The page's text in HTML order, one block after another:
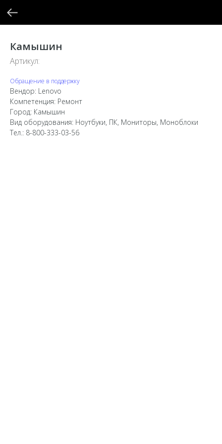
Камышин
Артикул:
Обращение в поддержку
Вендор: Lenovo
Компетенция: Ремонт
Город: Камышин
Вид оборудования: Ноутбуки, ПК, Мониторы, Моноблоки
Тел.: 8-800-333-03-56